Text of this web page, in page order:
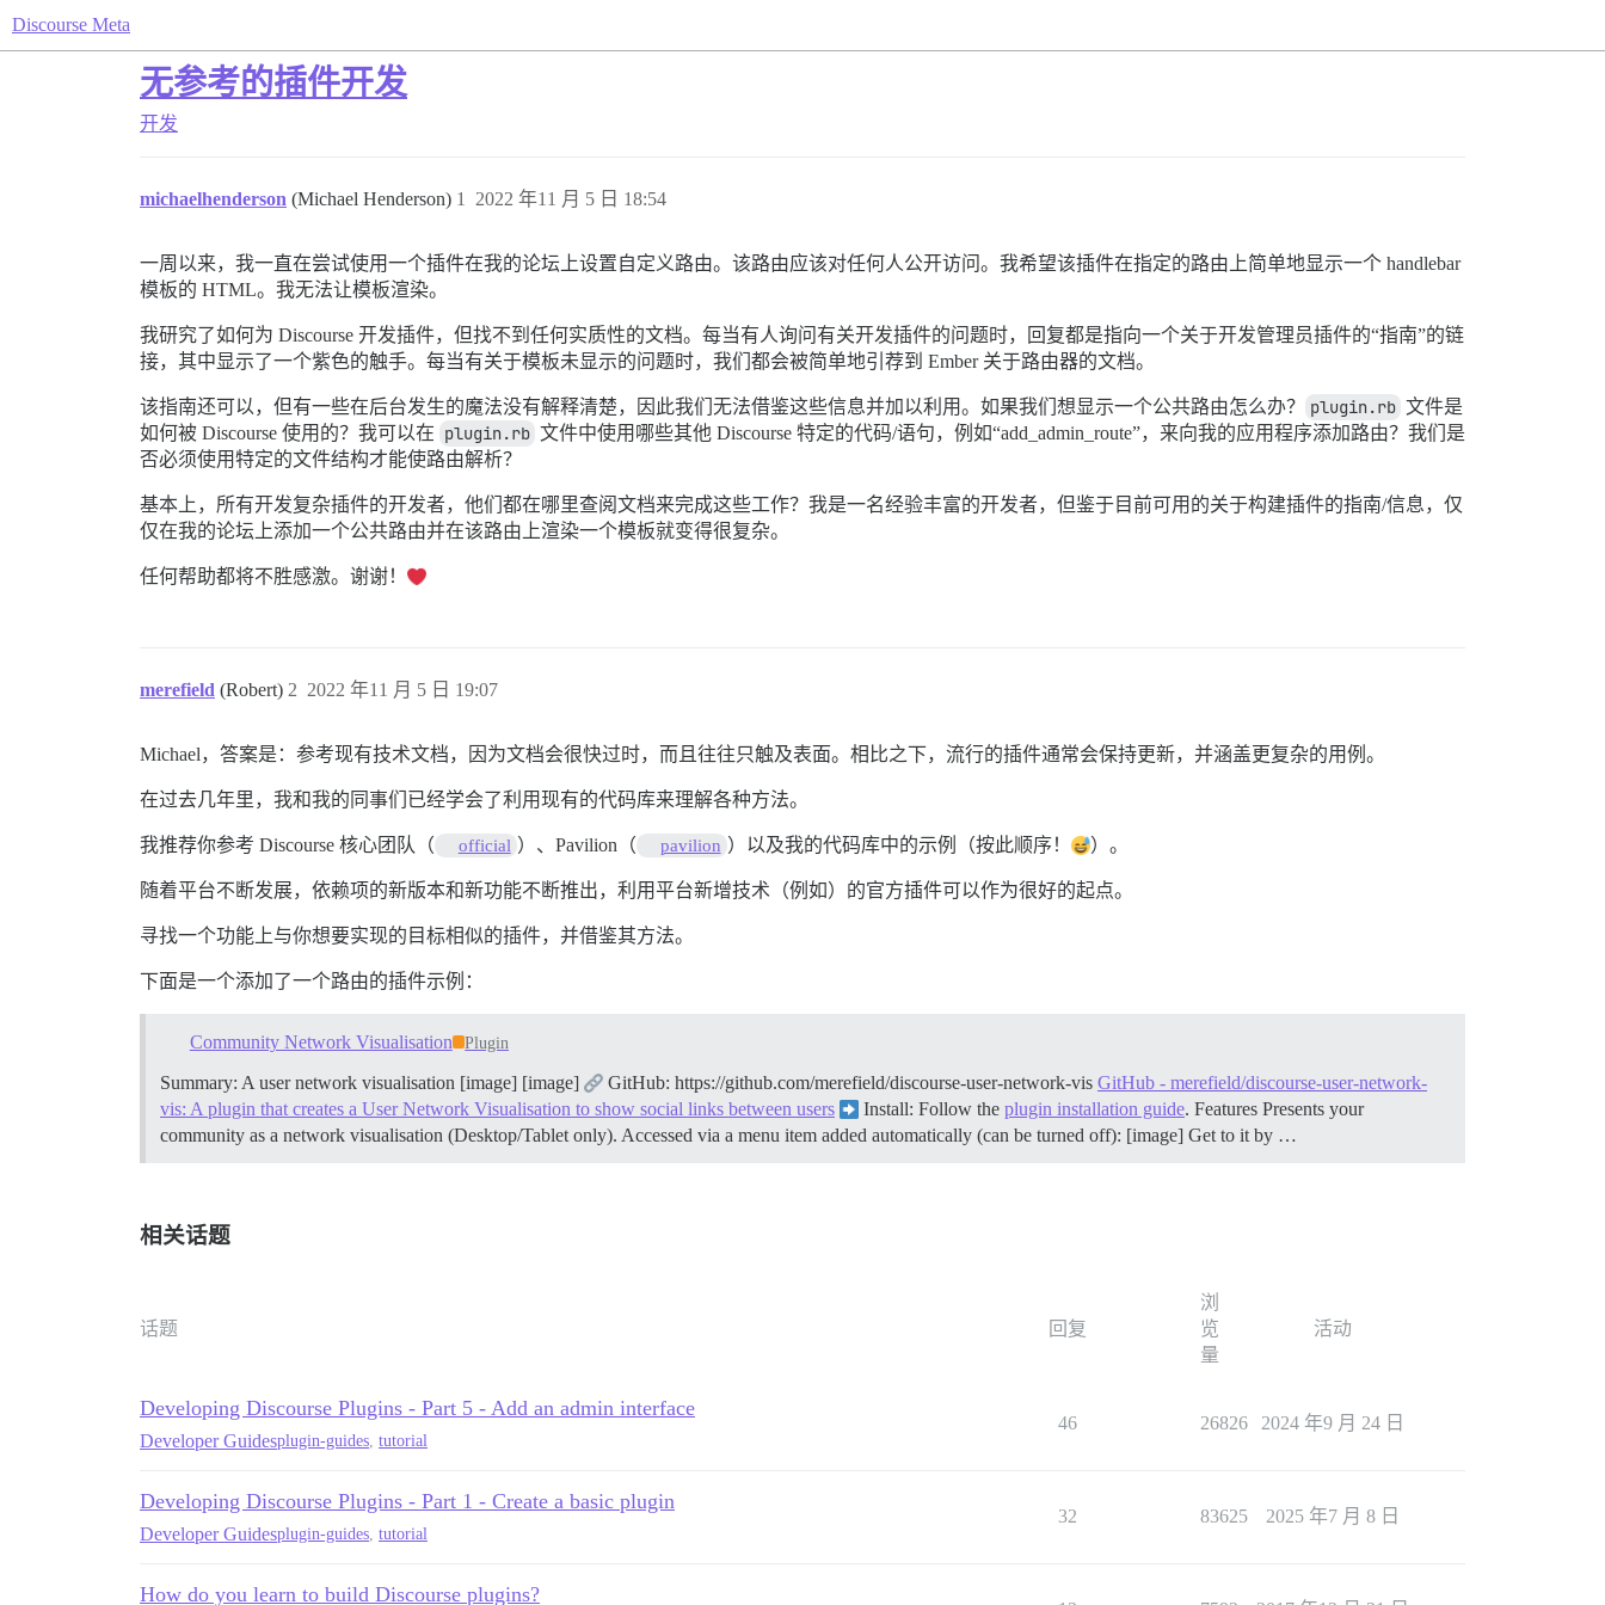
Discourse Meta
无参考的插件开发
开发
michaelhenderson (Michael Henderson) 2022 年11 月 5 日 18:54
1
一周以来，我一直在尝试使用一个插件在我的论坛上设置自定义路由。该路由应该对任何人公开访问。我希望该插件在指定的路由上简单地显示一个 handlebar
模板的 HTML。我无法让模板渲染。
我研究了如何为 Discourse 开发插件，但找不到任何实质性的文档。每当有人询问有关开发插件的问题时，回复都是指向一个关于开发管理员插件的“指南”的链
接，其中显示了一个紫色的触手。每当有关于模板未显示的问题时，我们都会被简单地引荐到 Ember 关于路由器的文档。
该指南还可以，但有一些在后台发生的魔法没有解释清楚，因此我们无法借鉴这些信息并加以利用。如果我们想显示一个公共路由怎么办？ plugin.rb 文件是
如何被 Discourse 使用的？我可以在 plugin.rb 文件中使用哪些其他 Discourse 特定的代码/语句，例如“add_admin_route”，来向我的应用程序添加路由？我们是
否必须使用特定的文件结构才能使路由解析？
基本上，所有开发复杂插件的开发者，他们都在哪里查阅文档来完成这些工作？我是一名经验丰富的开发者，但鉴于目前可用的关于构建插件的指南/信息，仅
仅在我的论坛上添加一个公共路由并在该路由上渲染一个模板就变得很复杂。
任何帮助都将不胜感激。谢谢！
merefield (Robert) 2022 年11 月 5 日 19:07
2
Michael，答案是：参考现有技术文档，因为文档会很快过时，而且往往只触及表面。相比之下，流行的插件通常会保持更新，并涵盖更复杂的用例。
在过去几年里，我和我的同事们已经学会了利用现有的代码库来理解各种方法。
我推荐你参考 Discourse 核心团队（ official ）、Pavilion（ pavilion ）以及我的代码库中的示例（按此顺序！ ）。
随着平台不断发展，依赖项的新版本和新功能不断推出，利用平台新增技术（例如）的官方插件可以作为很好的起点。
寻找一个功能上与你想要实现的目标相似的插件，并借鉴其方法。
下面是一个添加了一个路由的插件示例：
Community Network Visualisation Plugin
Summary: A user network visualisation [image] [image] GitHub: https://github.com/merefield/discourse-user-network-vis GitHub - merefield/discourse-user-network-
vis: A plugin that creates a User Network Visualisation to show social links between users
Install: Follow the plugin installation guide. Features Presents your
community as a network visualisation (Desktop/Tablet only). Accessed via a menu item added automatically (can be turned off): [image] Get to it by …
相关话题
话题 回复
浏
览
量
活动
Developing Discourse Plugins - Part 5 - Add an admin interface
Developer Guidesplugin-guides, tutorial
46 26826 2024 年9 月 24 日
Developing Discourse Plugins - Part 1 - Create a basic plugin
Developer Guidesplugin-guides, tutorial
32 83625 2025 年7 月 8 日
How do you learn to build Discourse plugins?